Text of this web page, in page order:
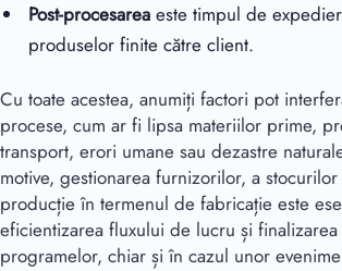
Post-procesarea este timpul de
produselor finite către client.
Cu toate acestea, anumiți factori pot
procese, cum ar fi lipsa materiilor prime,
transport, erori umane sau dezastre
motive, gestionarea furnizorilor, a
producție în termenul de fabricație este
eficientizarea fluxului de lucru și
programelor, chiar și în cazul unor